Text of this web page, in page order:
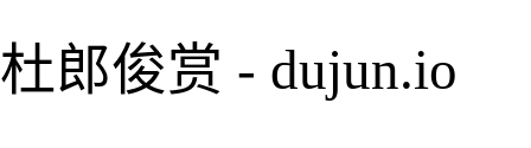
杜郎俊赏 - dujun.io